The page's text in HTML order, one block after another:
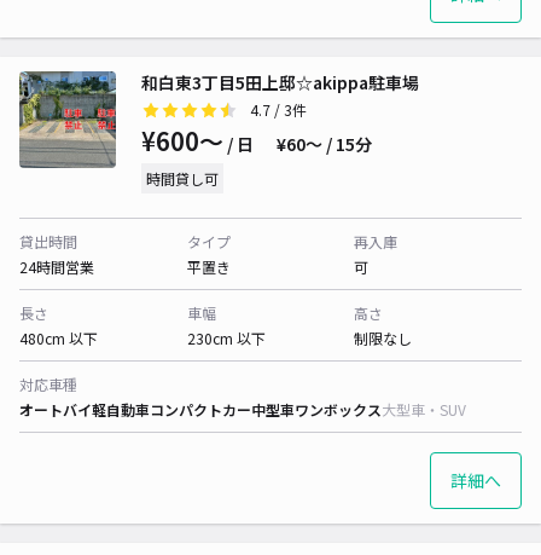
和白東3丁目5田上邸☆akippa駐車場
4.7 / 3件
¥600〜 / 日 ¥60〜 / 15分
時間貸し可
貸出時間
24時間営業
タイプ
平置き
再入庫
可
長さ
480cm 以下
車幅
230cm 以下
高さ
制限なし
対応車種
オートバイ軽自動車コンパクトカー中型車ワンボックス大型車・SUV
詳細へ